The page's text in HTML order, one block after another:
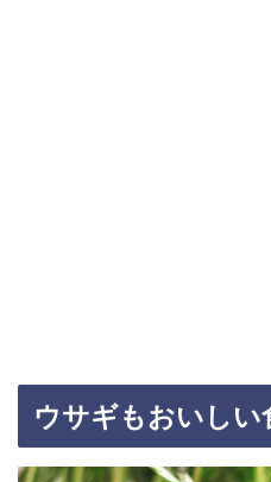
ウサギもおいしい